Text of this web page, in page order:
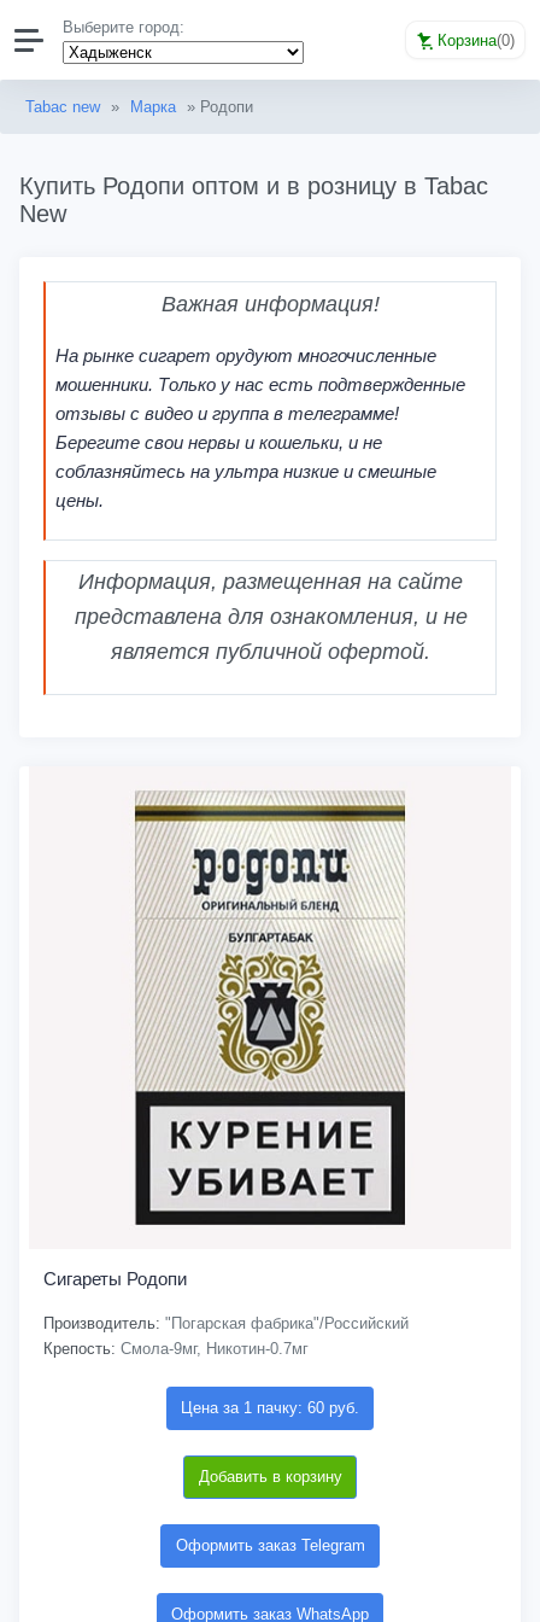
Выберите город:
Корзина(0)
Tabac new » Марка » Родопи
Купить Родопи оптом и в розницу в Tabac
New
Важная информация!
На рынке сигарет орудуют многочисленные
мошенники. Только у нас есть подтвержденные
отзывы с видео и группа в телеграмме!
Берегите свои нервы и кошельки, и не
соблазняйтесь на ультра низкие и смешные
цены.
Информация, размещенная на сайте
представлена для ознакомления, и не
является публичной офертой.
Сигареты Родопи
Производитель: "Погарская фабрика"/Российский
Крепость: Смола-9мг, Никотин-0.7мг
Цена за 1 пачку: 60 руб.
Добавить в корзину
Оформить заказ Telegram
Оформить заказ WhatsApp